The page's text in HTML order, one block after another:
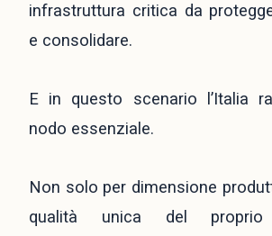
infrastruttura critica da
e consolidare.
E in questo scenario l’Italia
nodo essenziale.
Non solo per dimensione
qualità unica del proprio